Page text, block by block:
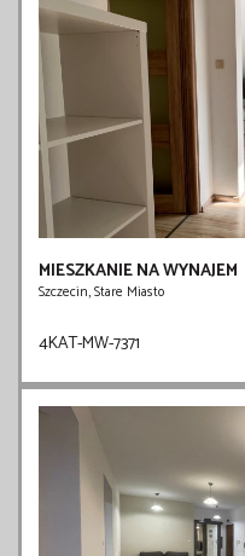
MIESZKANIE NA WYNAJEM
Szczecin, Stare Miasto
4KAT-MW-7371